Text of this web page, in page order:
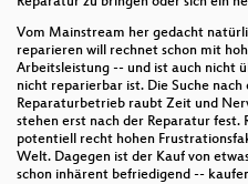
Vom Mainstream her gedacht
reparieren will rechnet schon mit
Arbeitsleistung -- und ist auch nicht
nicht reparierbar ist. Die Suche nach
Reparaturbetrieb raubt Zeit und
stehen erst nach der Reparatur fest.
potentiell recht hohen
Welt. Dagegen ist der Kauf von
schon inhärent befriedigend --